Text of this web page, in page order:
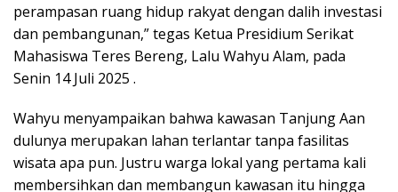
perampasan ruang hidup rakyat dengan dalih investasi
dan pembangunan,” tegas Ketua Presidium Serikat
Mahasiswa Teres Bereng, Lalu Wahyu Alam, pada
Senin 14 Juli 2025 .
Wahyu menyampaikan bahwa kawasan Tanjung Aan
dulunya merupakan lahan terlantar tanpa fasilitas
wisata apa pun. Justru warga lokal yang pertama kali
membersihkan dan membangun kawasan itu hingga